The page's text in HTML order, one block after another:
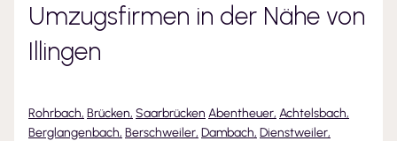
Umzugsfirmen in der Nähe von
Illingen
Rohrbach, Brücken, Saarbrücken Abentheuer, Achtelsbach,
Berglangenbach, Berschweiler, Dambach, Dienstweiler,